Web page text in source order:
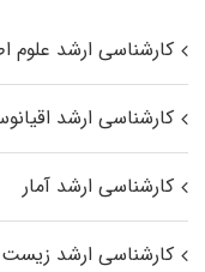
کارشناسی ارشد علوم
کارشناسی ارشد
کارشناسی ارشد آمار
کارشناسی ارشد